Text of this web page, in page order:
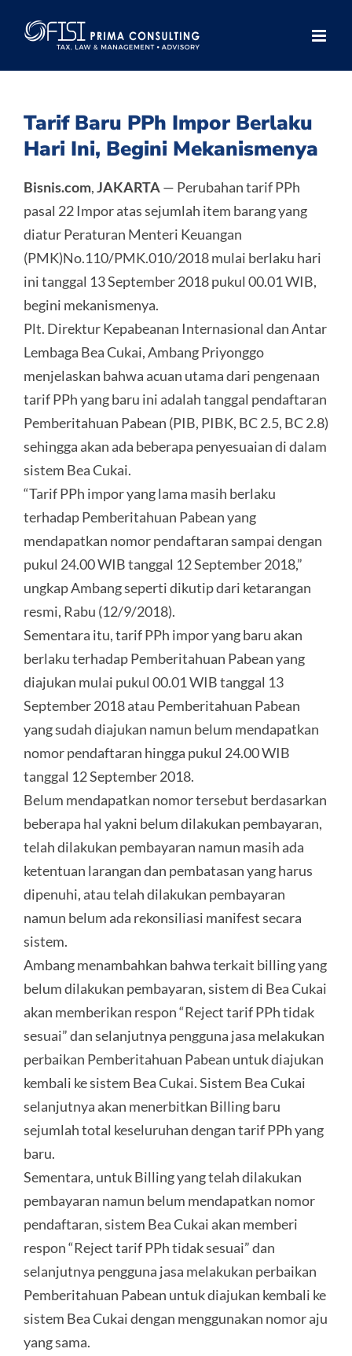
Tarif Baru PPh Impor Berlaku
Hari Ini, Begini Mekanismenya
Bisnis.com,JAKARTA— Perubahan tarif PPh
pasal 22 Impor atas sejumlah item barang yang
diatur Peraturan Menteri Keuangan
(PMK)No.110/PMK.010/2018 mulai berlaku hari
ini tanggal 13 September 2018 pukul 00.01 WIB,
begini mekanismenya.
Plt. Direktur Kepabeanan Internasional dan Antar
Lembaga Bea Cukai, Ambang Priyonggo
menjelaskan bahwa acuan utama dari pengenaan
tarif PPh yang baru ini adalah tanggal pendaftaran
Pemberitahuan Pabean (PIB, PIBK, BC 2.5, BC 2.8)
sehingga akan ada beberapa penyesuaian di dalam
sistem Bea Cukai.
“Tarif PPh impor yang lama masih berlaku
terhadap Pemberitahuan Pabean yang
mendapatkan nomor pendaftaran sampai dengan
pukul 24.00 WIB tanggal 12 September 2018,”
ungkap Ambang seperti dikutip dari ketarangan
resmi, Rabu (12/9/2018).
Sementara itu, tarif PPh impor yang baru akan
berlaku terhadap Pemberitahuan Pabean yang
diajukan mulai pukul 00.01 WIB tanggal 13
September 2018 atau Pemberitahuan Pabean
yang sudah diajukan namun belum mendapatkan
nomor pendaftaran hingga pukul 24.00 WIB
tanggal 12 September 2018.
Belum mendapatkan nomor tersebut berdasarkan
beberapa hal yakni belum dilakukan pembayaran,
telah dilakukan pembayaran namun masih ada
ketentuan larangan dan pembatasan yang harus
dipenuhi, atau telah dilakukan pembayaran
namun belum ada rekonsiliasi manifest secara
sistem.
Ambang menambahkan bahwa terkait billing yang
belum dilakukan pembayaran, sistem di Bea Cukai
akan memberikan respon “Reject tarif PPh tidak
sesuai” dan selanjutnya pengguna jasa melakukan
perbaikan Pemberitahuan Pabean untuk diajukan
kembali ke sistem Bea Cukai. Sistem Bea Cukai
selanjutnya akan menerbitkan Billing baru
sejumlah total keseluruhan dengan tarif PPh yang
baru.
Sementara, untuk Billing yang telah dilakukan
pembayaran namun belum mendapatkan nomor
pendaftaran, sistem Bea Cukai akan memberi
respon “Reject tarif PPh tidak sesuai” dan
selanjutnya pengguna jasa melakukan perbaikan
Pemberitahuan Pabean untuk diajukan kembali ke
sistem Bea Cukai dengan menggunakan nomor aju
yang sama.